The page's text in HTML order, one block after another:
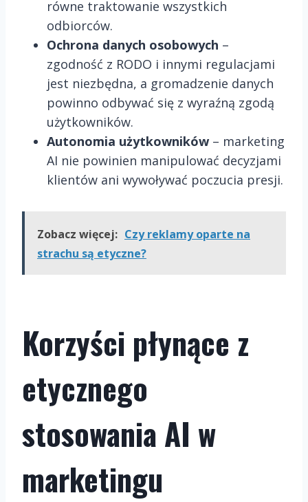
równe traktowanie wszystkich
odbiorców.
Ochrona danych osobowych –
zgodność z RODO i innymi regulacjami
jest niezbędna, a gromadzenie danych
powinno odbywać się z wyraźną zgodą
użytkowników.
Autonomia użytkowników – marketing
AI nie powinien manipulować decyzjami
klientów ani wywoływać poczucia presji.
Zobacz więcej: Czy reklamy oparte na
strachu są etyczne?
Korzyści płynące z
etycznego
stosowania AI w
marketingu